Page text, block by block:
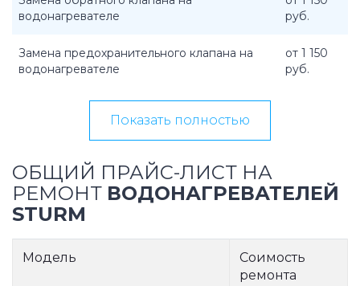
водонагревателе
руб.
Замена предохранительного клапана на
водонагревателе
от 1 150
руб.
Показать полностью
ОБЩИЙ ПРАЙС-ЛИСТ НА
РЕМОНТ ВОДОНАГРЕВАТЕЛЕЙ
STURM
Модель
Соимость
ремонта